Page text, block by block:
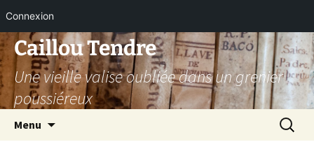
Connexion
Aller
au
contenu
Caillou Tendre
Une vieille valise oubliée dans un grenier
poussiéreux
Menu